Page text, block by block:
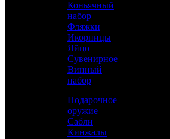
Аристократ
Коньячный
набор
Фляжки
Икорницы
Яйцо
Сувенирное
Винный
набор
Подарочное
оружие
Сабли
Кинжалы